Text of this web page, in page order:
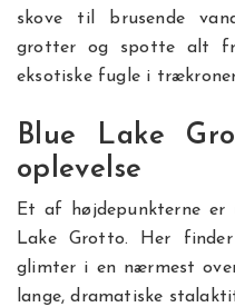
skove til brusende
grotter og spotte alt
eksotiske fugle i
Blue Lake
oplevelse
Et af højdepunkterne er
Lake Grotto. Her
glimter i en nærmest
lange, dramatiske